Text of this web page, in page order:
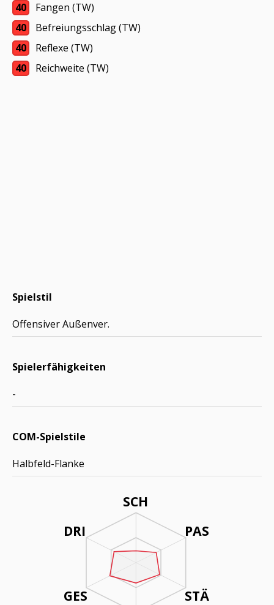
SCH
PAS
STÄ
DRI
GES
40
Fangen (TW)
40
Befreiungsschlag (TW)
40
Reflexe (TW)
40
Reichweite (TW)
Spielstil
Offensiver Außenver.
Spielerfähigkeiten
-
COM-Spielstile
Halbfeld-Flanke